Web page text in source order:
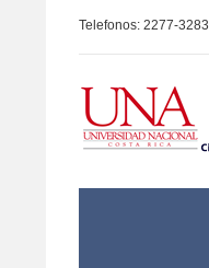
Telefonos: 2277-